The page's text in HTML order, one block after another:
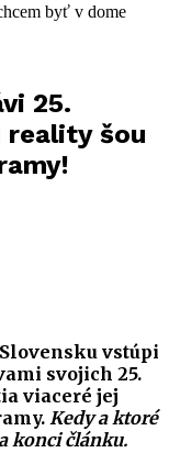
byť v dome
25.
reality šou
vstúpi
svojich 25.
viaceré jej
Kedy a ktoré
konci článku.